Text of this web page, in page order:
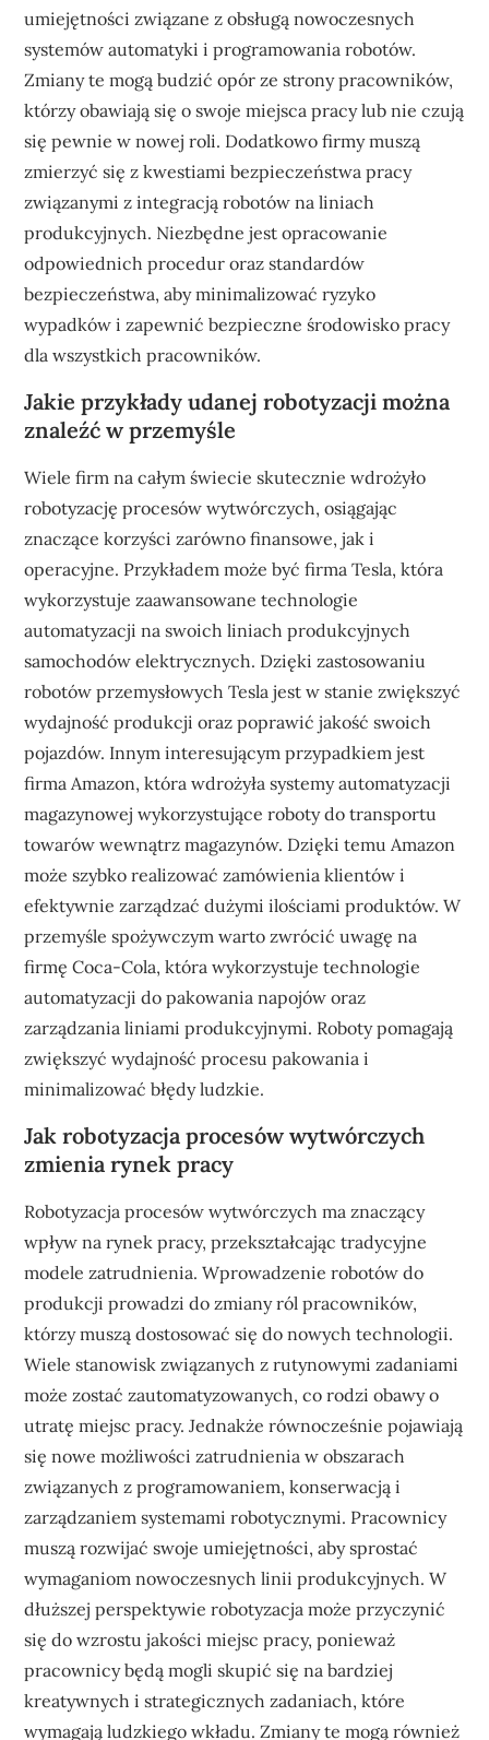
umiejętności związane z obsługą nowoczesnych
systemów automatyki i programowania robotów.
Zmiany te mogą budzić opór ze strony pracowników,
którzy obawiają się o swoje miejsca pracy lub nie czują
się pewnie w nowej roli. Dodatkowo firmy muszą
zmierzyć się z kwestiami bezpieczeństwa pracy
związanymi z integracją robotów na liniach
produkcyjnych. Niezbędne jest opracowanie
odpowiednich procedur oraz standardów
bezpieczeństwa, aby minimalizować ryzyko
wypadków i zapewnić bezpieczne środowisko pracy
dla wszystkich pracowników.
Jakie przykłady udanej robotyzacji można
znaleźć w przemyśle
Wiele firm na całym świecie skutecznie wdrożyło
robotyzację procesów wytwórczych, osiągając
znaczące korzyści zarówno finansowe, jak i
operacyjne. Przykładem może być firma Tesla, która
wykorzystuje zaawansowane technologie
automatyzacji na swoich liniach produkcyjnych
samochodów elektrycznych. Dzięki zastosowaniu
robotów przemysłowych Tesla jest w stanie zwiększyć
wydajność produkcji oraz poprawić jakość swoich
pojazdów. Innym interesującym przypadkiem jest
firma Amazon, która wdrożyła systemy automatyzacji
magazynowej wykorzystujące roboty do transportu
towarów wewnątrz magazynów. Dzięki temu Amazon
może szybko realizować zamówienia klientów i
efektywnie zarządzać dużymi ilościami produktów. W
przemyśle spożywczym warto zwrócić uwagę na
firmę Coca-Cola, która wykorzystuje technologie
automatyzacji do pakowania napojów oraz
zarządzania liniami produkcyjnymi. Roboty pomagają
zwiększyć wydajność procesu pakowania i
minimalizować błędy ludzkie.
Jak robotyzacja procesów wytwórczych
zmienia rynek pracy
Robotyzacja procesów wytwórczych ma znaczący
wpływ na rynek pracy, przekształcając tradycyjne
modele zatrudnienia. Wprowadzenie robotów do
produkcji prowadzi do zmiany ról pracowników,
którzy muszą dostosować się do nowych technologii.
Wiele stanowisk związanych z rutynowymi zadaniami
może zostać zautomatyzowanych, co rodzi obawy o
utratę miejsc pracy. Jednakże równocześnie pojawiają
się nowe możliwości zatrudnienia w obszarach
związanych z programowaniem, konserwacją i
zarządzaniem systemami robotycznymi. Pracownicy
muszą rozwijać swoje umiejętności, aby sprostać
wymaganiom nowoczesnych linii produkcyjnych. W
dłuższej perspektywie robotyzacja może przyczynić
się do wzrostu jakości miejsc pracy, ponieważ
pracownicy będą mogli skupić się na bardziej
kreatywnych i strategicznych zadaniach, które
wymagają ludzkiego wkładu. Zmiany te mogą również